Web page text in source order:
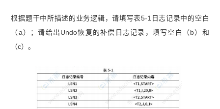
根据题干中所描述的业务逻辑，请填写表5-1日志记录中的空白
（a）；请给出Undo恢复的补偿日志记录，填写空白（b）和
（c）。